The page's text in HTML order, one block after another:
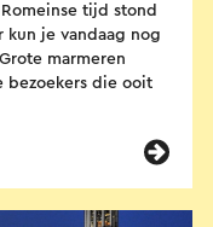
tijd stond
kun je vandaag nog
marmeren
bezoekers die ooit